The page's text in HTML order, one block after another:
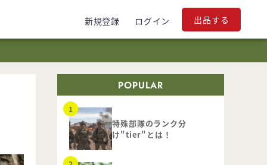
新規登録 ログイン 出品する
POPULAR
特殊部隊のランク分
け"tier"とは！